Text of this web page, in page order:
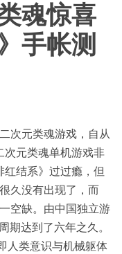
魂惊喜
手帐测
次元类魂游戏，自从
元类魂单机游戏非
结系》过过瘾，但
久没有出现了，而
空缺。由中国独立游
期达到了六年之久。
人类意识与机械躯体